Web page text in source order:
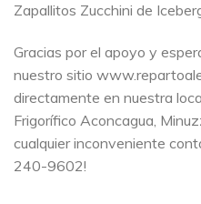
Zapallitos Zucchini de
Gracias por el apoyo y
nuestro sitio
directamente en nuestra
Frigorífico Aconcagua,
cualquier inconveniente
240-9602!